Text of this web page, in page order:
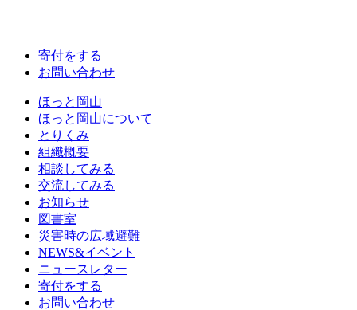
寄付をする
お問い合わせ
ほっと岡山
ほっと岡山について
とりくみ
組織概要
相談してみる
交流してみる
お知らせ
図書室
災害時の広域避難
NEWS&イベント
ニュースレター
寄付をする
お問い合わせ